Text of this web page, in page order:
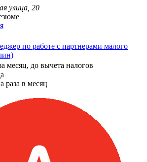
улица, 20
по работе с партнерами малого
месяц, до вычета налогов
в месяц